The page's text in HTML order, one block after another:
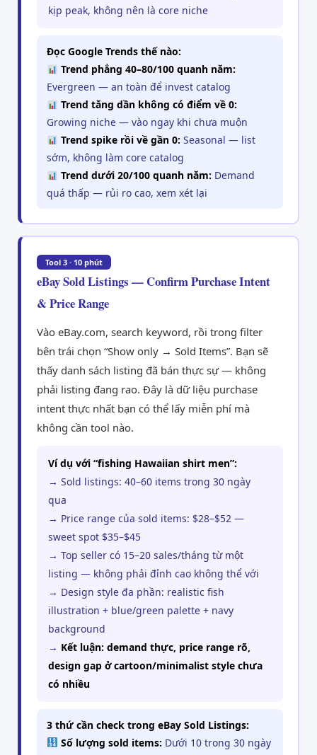
kịp peak, không nên là core niche
Đọc Google Trends thế nào:
Trend phẳng 40–80/100 quanh năm:
Evergreen — an toàn để invest catalog
Trend tăng dần không có điểm về 0:
Growing niche — vào ngay khi chưa muộn
Trend spike rồi về gần 0: Seasonal — list
sớm, không làm core catalog
Trend dưới 20/100 quanh năm: Demand
quá thấp — rủi ro cao, xem xét lại
Tool 3 · 10 phút
eBay Sold Listings — Confirm Purchase Intent
& Price Range
Vào eBay.com, search keyword, rồi trong filter
bên trái chọn “Show only → Sold Items”. Bạn sẽ
thấy danh sách listing đã bán thực sự — không
phải listing đang rao. Đây là dữ liệu purchase
intent thực nhất bạn có thể lấy miễn phí mà
không cần tool nào.
Ví dụ với “fishing Hawaiian shirt men”:
→ Sold listings: 40–60 items trong 30 ngày
qua
→ Price range của sold items: $28–$52 —
sweet spot $35–$45
→ Top seller có 15–20 sales/tháng từ một
listing — không phải đỉnh cao không thể với
→ Design style đa phần: realistic fish
illustration + blue/green palette + navy
background
→ Kết luận: demand thực, price range rõ,
design gap ở cartoon/minimalist style chưa
có nhiều
3 thứ cần check trong eBay Sold Listings:
Số lượng sold items: Dưới 10 trong 30 ngày